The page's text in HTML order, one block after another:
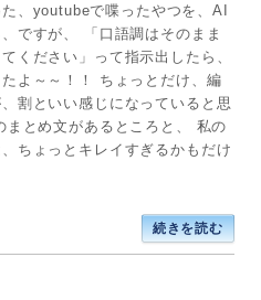
、youtubeで喋ったやつを、AI
ですが、 「口語調はそのまま
ください」って指示出したら、
よ～～！！ ちょっとだけ、編
割といい感じになっていると思
まとめ文があるところと、 私の
ちょっとキレイすぎるかもだけ
続きを読む